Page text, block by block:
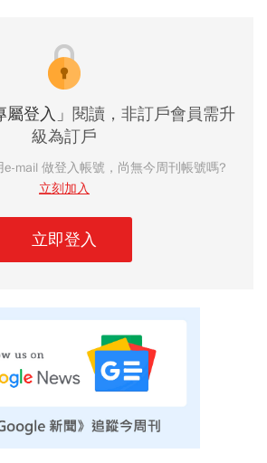
屬登入」 閱讀，非訂戶會員需升
級為訂戶
mail 做登入帳號，尚無今周刊帳號嗎?
立刻加入
立即登入